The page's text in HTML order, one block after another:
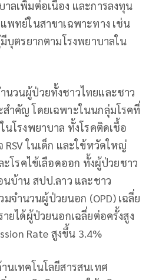
ลเพิ่มต่อเนื่อง และการลงทุน
พทย์ในสาขาเฉพาะทาง เช่น
บุตรยากตามโรงพยาบาลใน
นวนผู้ป่วยทั้งชาวไทยและชาว
ำคัญ โดยเฉพาะในนกลุ่มโรคที่
นโรงพยาบาล ทั้งโรคติดเชื้อ
ในเด็ก และใข้หวัดใหญ่
โรคไข้เลือดออก ทั้งผู้ป่วยชาว
บ้าน สปป.ลาว และชาว
จำนวนผู้ป่วยนอก (OPD) เฉลี่ย
ยได้ผู้ป่วยนอกเฉลี่ยต่อครั้งสูง
Rate สูงขึ้น 3.4%
นเทคโนโลยีสารสนเทศ